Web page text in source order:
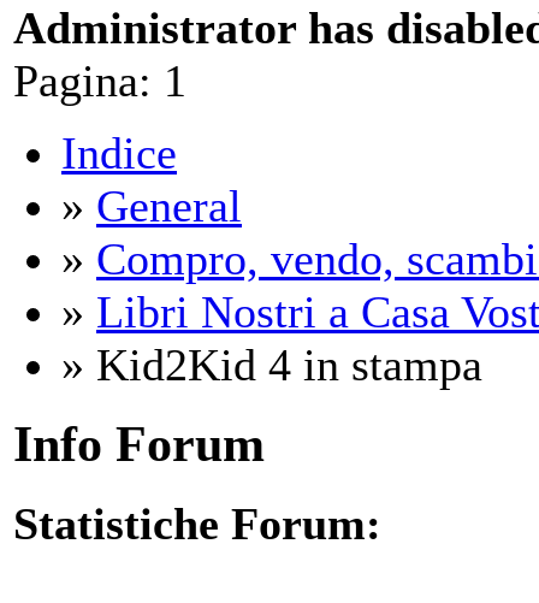
Administrator has
Pagina: 1
Indice
» General
» Compro, vendo,
» Libri Nostri a Casa
» Kid2Kid 4 in stampa
Info Forum
Statistiche Forum: